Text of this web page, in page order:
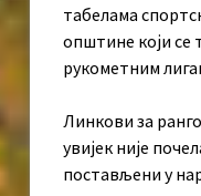
табелама
општине који се
рукометним
Линкови за
увијек није
постављени у